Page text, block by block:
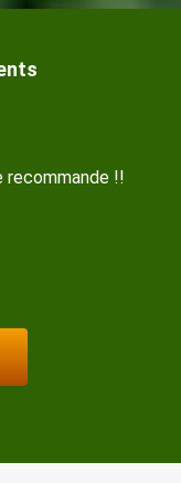
et